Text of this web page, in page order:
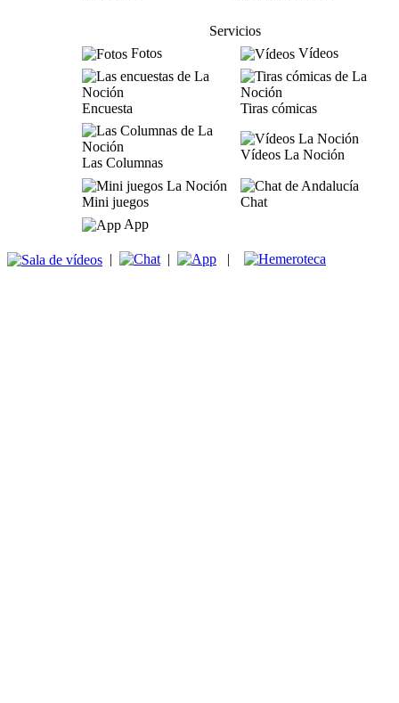
Servicios
Fotos
Vídeos
Encuesta Tiras cómicas
Las Columnas
Vídeos La Noción
Mini juegos
Chat
App
| | |